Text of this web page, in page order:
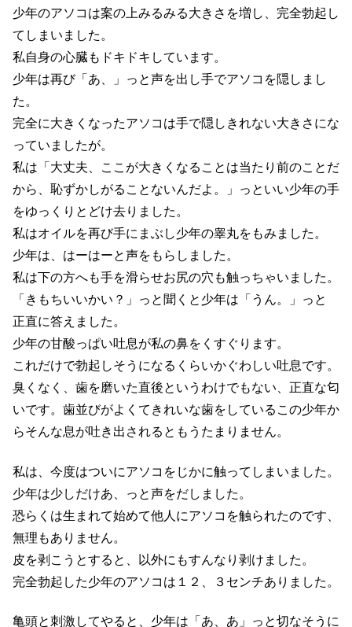
少年のアソコは案の上みるみる大きさを増し、完全勃起し
てしまいました。
私自身の心臓もドキドキしています。
少年は再び「あ、」っと声を出し手でアソコを隠しまし
た。
完全に大きくなったアソコは手で隠しきれない大きさにな
っていましたが。
私は「大丈夫、ここが大きくなることは当たり前のことだ
から、恥ずかしがることないんだよ。」っといい少年の手
をゆっくりとどけ去りました。
私はオイルを再び手にまぶし少年の睾丸をもみました。
少年は、はーはーと声をもらしました。
私は下の方へも手を滑らせお尻の穴も触っちゃいました。
「きもちいいかい？」っと聞くと少年は「うん。」っと
正直に答えました。
少年の甘酸っぱい吐息が私の鼻をくすぐります。
これだけで勃起しそうになるくらいかぐわしい吐息です。
臭くなく、歯を磨いた直後というわけでもない、正直な匂
いです。歯並びがよくてきれいな歯をしているこの少年か
らそんな息が吐き出されるともうたまりません。
私は、今度はついにアソコをじかに触ってしまいました。
少年は少しだけあ、っと声をだしました。
恐らくは生まれて始めて他人にアソコを触られたのです、
無理もありません。
皮を剥こうとすると、以外にもすんなり剥けました。
完全勃起した少年のアソコは１２、３センチありました。
亀頭と刺激してやると、少年は「あ、あ」っと切なそうに